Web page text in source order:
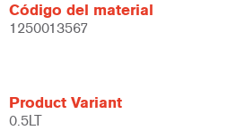
Código del material
1250013567
Product Variant
0.5LT